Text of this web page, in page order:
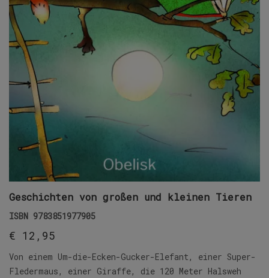
Geschichten von großen und kleinen Tieren
ISBN 9783851977905
€ 12,95
Von einem Um-die-Ecken-Gucker-Elefant, einer Super-
Fledermaus, einer Giraffe, die 120 Meter Halsweh